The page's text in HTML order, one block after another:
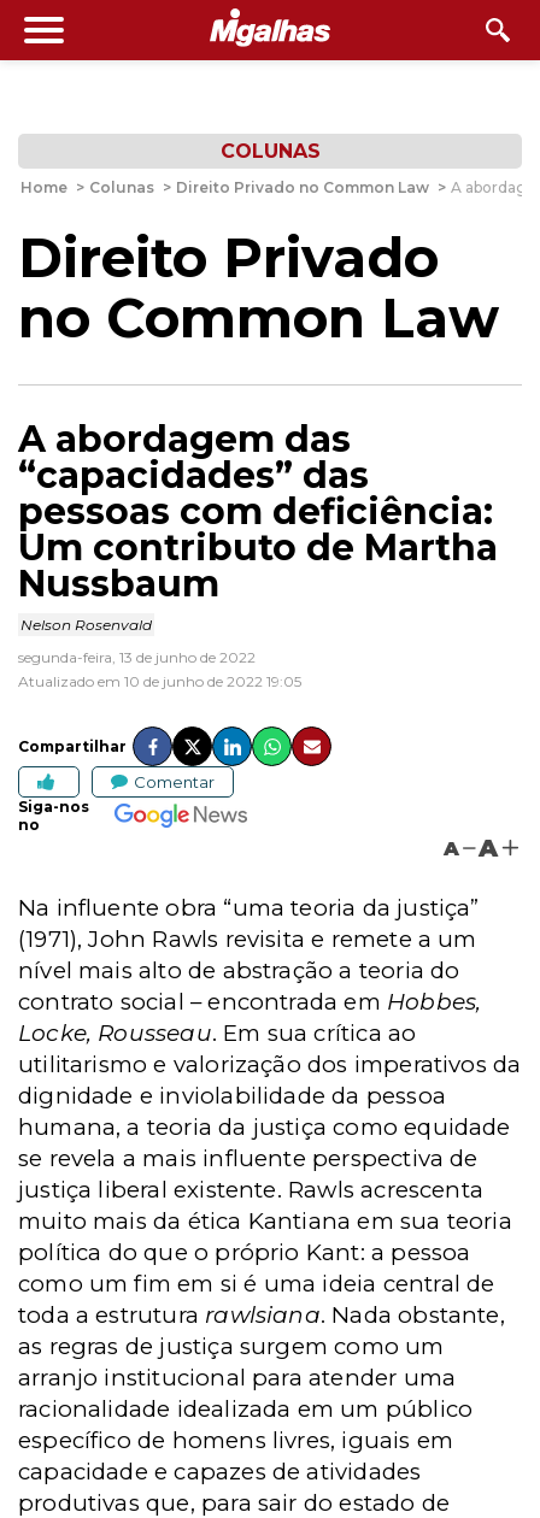
COLUNAS
Home > Colunas > Direito Privado no Common Law > A
Direito Privado
no Common Law
A abordagem das
“capacidades” das
pessoas com deficiência:
Um contributo de Martha
Nussbaum
Nelson Rosenvald
segunda-feira, 13 de junho de 2022
Atualizado em 10 de junho de 2022 19:05
Compartilhar
Comentar
Siga-nos
no
A A
Na influente obra “uma teoria da justiça”
(1971), John Rawls revisita e remete a um
nível mais alto de abstração a teoria do
contrato social – encontrada em Hobbes,
Locke, Rousseau. Em sua crítica ao
utilitarismo e valorização dos imperativos da
dignidade e inviolabilidade da pessoa
humana, a teoria da justiça como equidade
se revela a mais influente perspectiva de
justiça liberal existente. Rawls acrescenta
muito mais da ética Kantiana em sua teoria
política do que o próprio Kant: a pessoa
como um fim em si é uma ideia central de
toda a estrutura rawlsiana. Nada obstante,
as regras de justiça surgem como um
arranjo institucional para atender uma
racionalidade idealizada em um público
específico de homens livres, iguais em
capacidade e capazes de atividades
produtivas que, para sair do estado de